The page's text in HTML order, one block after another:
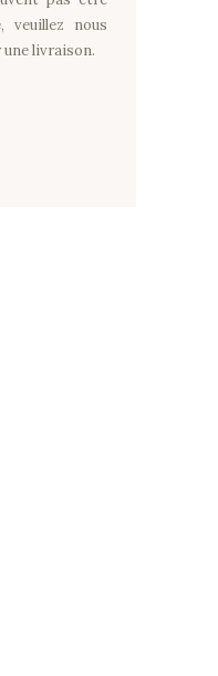
veuillez nous
livraison.